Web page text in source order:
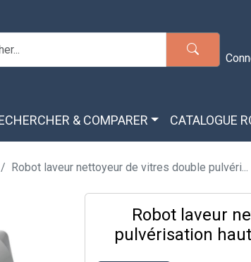
& COMPARER CATALOGUE
Robot laveur nettoyeur de vitres double pulvéri...
Robot laveur
pulvérisation